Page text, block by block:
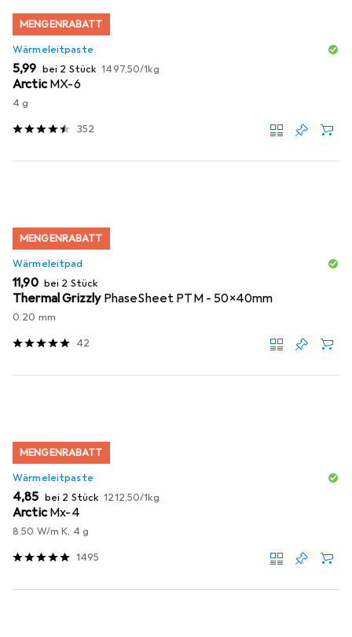
MENGENRABATT
Wärmeleitpaste
EUR
5,99 bei 2 Stück EUR
1497,50/1kg
Arctic MX-6
4 g
352
MENGENRABATT
Wärmeleitpad
EUR
11,90 bei 2 Stück
Thermal Grizzly PhaseSheet PTM - 50x40mm
0.20 mm
42
MENGENRABATT
Wärmeleitpaste
EUR
4,85 bei 2 Stück EUR
1212,50/1kg
Arctic Mx-4
8.50 W/m K, 4 g
1495